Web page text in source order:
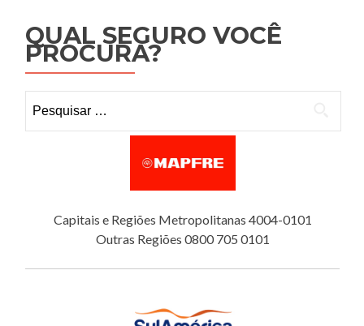
QUAL SEGURO VOCÊ
PROCURA?
Capitais e Regiões Metropolitanas 4004-0101
Outras Regiões 0800 705 0101